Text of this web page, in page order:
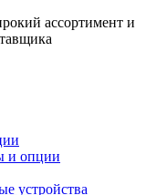
ассортимент и
и опции
устройства